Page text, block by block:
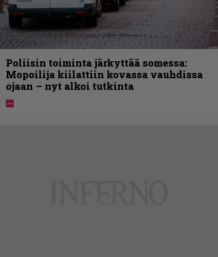
Poliisin toiminta järkyttää somessa:
Mopoilija kiilattiin kovassa vauhdissa
ojaan – nyt alkoi tutkinta